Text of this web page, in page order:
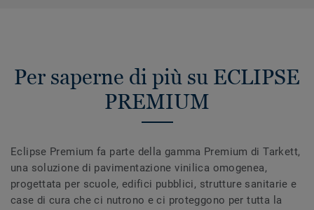
Per saperne di più su ECLIPSE
PREMIUM
Eclipse Premium fa parte della gamma Premium di Tarkett,
una soluzione di pavimentazione vinilica omogenea,
progettata per scuole, edifici pubblici, strutture sanitarie e
case di cura che ci nutrono e ci proteggono per tutta la